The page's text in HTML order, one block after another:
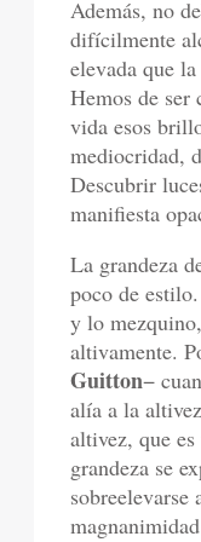
Además, no
difícilmente
elevada que
Hemos de ser
vida esos
mediocridad,
Descubrir
manifiesta
La grandeza
poco de
y lo
altivamente.
Guitton−
alía a la
altivez, que
grandeza se
sobreelevarse